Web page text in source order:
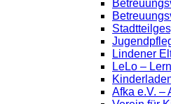
Lindener
LeLo –
Afka e.V. –